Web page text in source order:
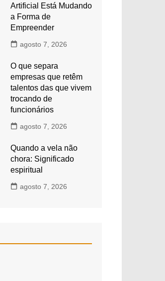
Artificial Está Mudando
a Forma de
Empreender
agosto 7, 2026
O que separa
empresas que retêm
talentos das que vivem
trocando de
funcionários
agosto 7, 2026
Quando a vela não
chora: Significado
espiritual
agosto 7, 2026